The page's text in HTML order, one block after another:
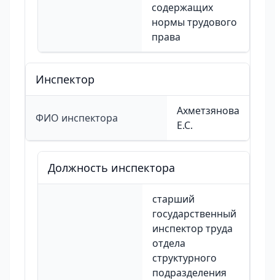
содержащих
нормы трудового
права
Инспектор
ФИО инспектора
Ахметзянова
Е.С.
Должность инспектора
старший
государственный
инспектор труда
отдела
структурного
подразделения